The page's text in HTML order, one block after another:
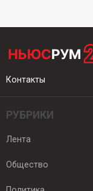
Контакты
РУБРИКИ
Лента
Общество